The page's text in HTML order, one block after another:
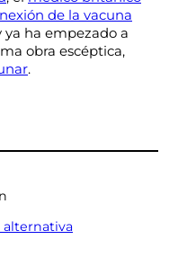
de la vacuna
ya ha empezado a
obra escéptica,
.